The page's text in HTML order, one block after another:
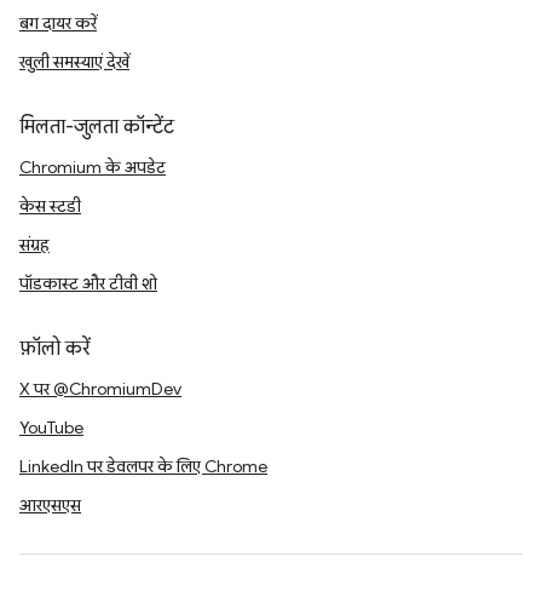
बग दायर करें
खुली समस्याएं देखें
मिलता-जुलता कॉन्टेंट
Chromium के अपडेट
केस स्टडी
संग्रह
पॉडकास्ट और टीवी शो
फ़ॉलो करें
X पर @ChromiumDev
YouTube
LinkedIn पर डेवलपर के लिए Chrome
आरएसएस